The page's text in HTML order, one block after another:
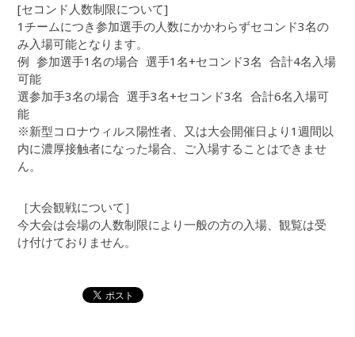
[セコンド人数制限について]
1チームにつき参加選手の人数にかかわらずセコンド3名の
み入場可能となります。
例 参加選手1名の場合 選手1名+セコンド3名 合計4名入場
可能
選参加手3名の場合 選手3名+セコンド3名 合計6名入場可
能
※新型コロナウィルス陽性者、又は大会開催日より1週間以
内に濃厚接触者になった場合、ご入場することはできませ
ん。
［大会観戦について］
今大会は会場の人数制限により一般の方の入場、観覧は受
け付けておりません。